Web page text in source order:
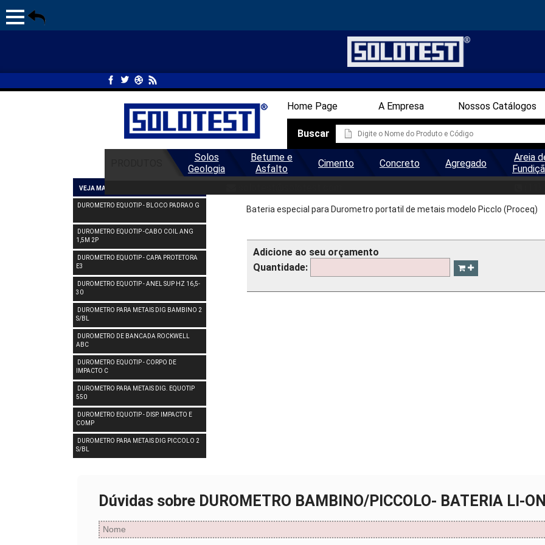
Home Page A Empresa Nossos Catálogos
Buscar
Solos
Geologia
Betume e
Asfalto
Cimento Concreto Agregado
Areia
VEJA MAIS DUROMETRO
DUROMETRO EQUOTIP - BLOCO PADRAO G
DUROMETRO EQUOTIP -CABO COIL ANG
1,5M 2P
DUROMETRO EQUOTIP - CAPA PROTETORA
E3
DUROMETRO EQUOTIP - ANEL SUP HZ 16,5-
30
DUROMETRO PARA METAIS DIG BAMBINO 2
S/BL
DUROMETRO DE BANCADA ROCKWELL
ABC
DUROMETRO EQUOTIP - CORPO DE
IMPACTO C
DUROMETRO PARA METAIS DIG. EQUOTIP
550
DUROMETRO EQUOTIP - DISP. IMPACTO E
COMP
DUROMETRO PARA METAIS DIG PICCOLO 2
S/BL
Bateria especial para Durometro portatil de metais modelo Picclo (Proceq)
Adicione ao seu orçamento
Quantidade:
Dúvidas sobre DUROMETRO BAMBINO/PICCOLO- BATERIA LI-